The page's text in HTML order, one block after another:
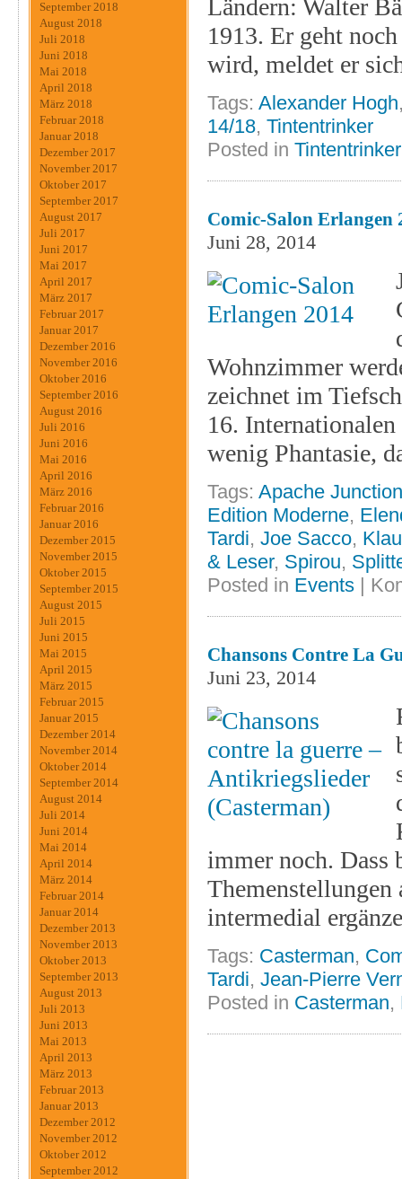
September 2018
August 2018
Juli 2018
Juni 2018
Mai 2018
April 2018
März 2018
Februar 2018
Januar 2018
Dezember 2017
November 2017
Oktober 2017
September 2017
August 2017
Juli 2017
Juni 2017
Mai 2017
April 2017
März 2017
Februar 2017
Januar 2017
Dezember 2016
November 2016
Oktober 2016
September 2016
August 2016
Juli 2016
Juni 2016
Mai 2016
April 2016
März 2016
Februar 2016
Januar 2016
Dezember 2015
November 2015
Oktober 2015
September 2015
August 2015
Juli 2015
Juni 2015
Mai 2015
April 2015
März 2015
Februar 2015
Januar 2015
Dezember 2014
November 2014
Oktober 2014
September 2014
August 2014
Juli 2014
Juni 2014
Mai 2014
April 2014
März 2014
Februar 2014
Januar 2014
Dezember 2013
November 2013
Oktober 2013
September 2013
August 2013
Juli 2013
Juni 2013
Mai 2013
April 2013
März 2013
Februar 2013
Januar 2013
Dezember 2012
November 2012
Oktober 2012
September 2012
Ländern: Walter
1913. Er geht
wird, meldet er
Tags: Alexander Hogh
14/18, Tintentrinker
Posted in
Comic-Salon Erlangen
Juni 28, 2014
Wohnzimmer
zeichnet im
16.
wenig Phantasie,
Tags: Apache Junction
Edition Moderne,
Tardi, Joe Sacco,
& Leser, Spirou,
Posted in Events
Chansons Contre La
Juni 23, 2014
immer noch. Dass
Themenstellungen
intermedial
Tags: Casterman,
Tardi, Jean-Pierre
Posted in Casterman,